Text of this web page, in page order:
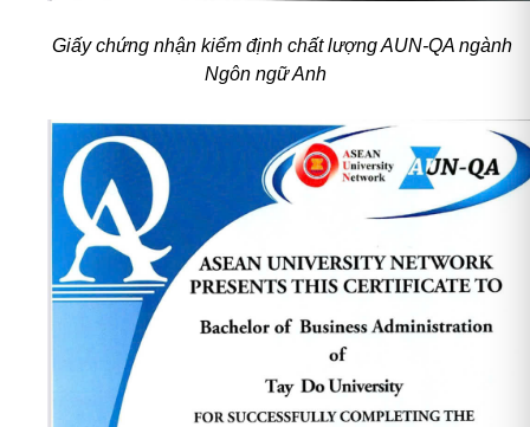
Giấy chứng nhận kiểm định chất lượng AUN-QA ngành
Ngôn ngữ Anh